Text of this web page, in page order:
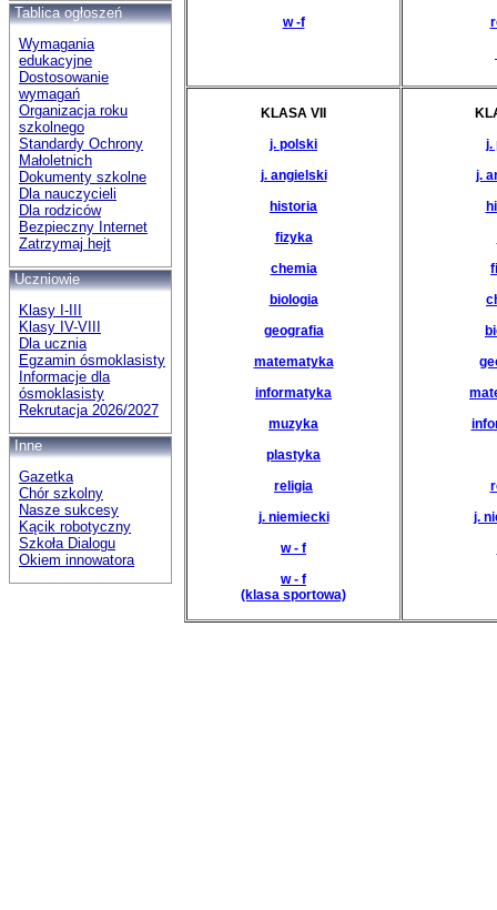
Tablica ogłoszeń
Wymagania
edukacyjne
Dostosowanie
wymagań
Organizacja roku
szkolnego
Standardy Ochrony
Małoletnich
Dokumenty szkolne
Dla nauczycieli
Dla rodziców
Bezpieczny Internet
Zatrzymaj hejt
Uczniowie
Klasy I-III
Klasy IV-VIII
Dla ucznia
Egzamin ósmoklasisty
Informacje dla
ósmoklasisty
Rekrutacja 2026/2027
Inne
Gazetka
Chór szkolny
Nasze sukcesy
Kącik robotyczny
Szkoła Dialogu
Okiem innowatora
w -f
KLASA VII
j. polski
j. angielski
historia
fizyka
chemia
biologia
geografia
matematyka
informatyka
muzyka
plastyka
religia
j. niemiecki
w - f
w - f
(klasa sportowa)
j.
j.
j.